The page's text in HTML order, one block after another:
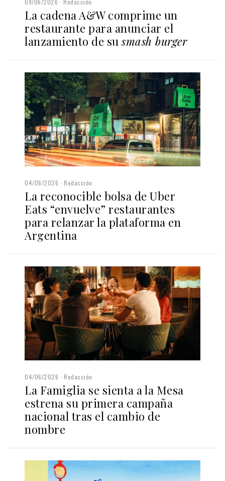
La cadena A&W comprime un
restaurante para anunciar el
lanzamiento de susmash burger
04/06/2026 Redacción
La reconocible bolsa de Uber
Eats “envuelve” restaurantes
para relanzar la plataforma en
Argentina
04/06/2026 Redacción
La Famiglia se sienta a la Mesa
estrena su primera campaña
nacional tras el cambio de
nombre